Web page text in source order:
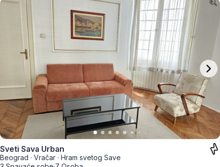
Sveti Sava Urban
Beograd · Vračar · Hram svetog Save